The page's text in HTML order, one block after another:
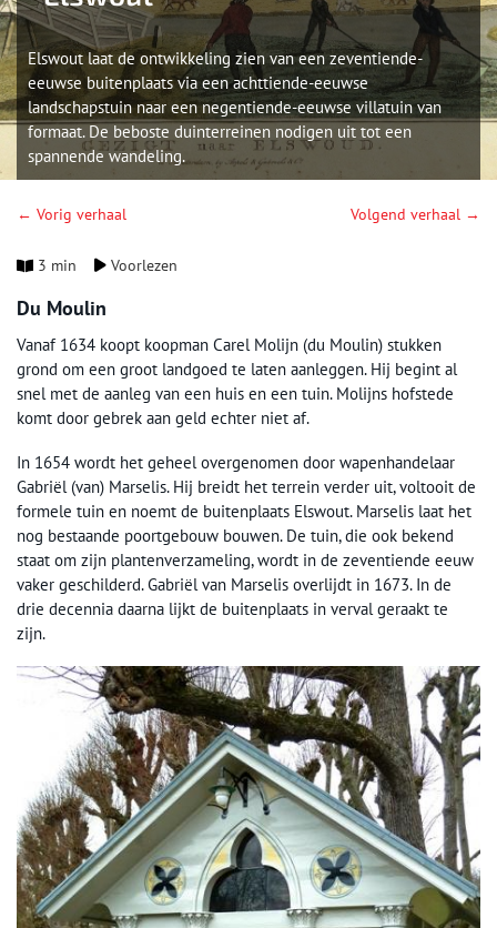
Elswout laat de ontwikkeling zien van een zeventiende-
eeuwse buitenplaats via een achttiende-eeuwse
landschapstuin naar een negentiende-eeuwse villatuin van
formaat. De beboste duinterreinen nodigen uit tot een
spannende wandeling.
← Vorig verhaal Volgend verhaal →
3 min Voorlezen
Du Moulin
Vanaf 1634 koopt koopman Carel Molijn (du Moulin) stukken
grond om een groot landgoed te laten aanleggen. Hij begint al
snel met de aanleg van een huis en een tuin. Molijns hofstede
komt door gebrek aan geld echter niet af.
In 1654 wordt het geheel overgenomen door wapenhandelaar
Gabriël (van) Marselis. Hij breidt het terrein verder uit, voltooit de
formele tuin en noemt de buitenplaats Elswout. Marselis laat het
nog bestaande poortgebouw bouwen. De tuin, die ook bekend
staat om zijn plantenverzameling, wordt in de zeventiende eeuw
vaker geschilderd. Gabriël van Marselis overlijdt in 1673. In de
drie decennia daarna lijkt de buitenplaats in verval geraakt te
zijn.